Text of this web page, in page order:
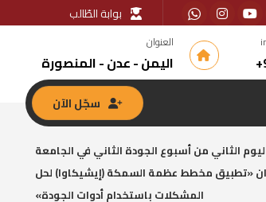
بوابة الطّالب
العنوان
اليمن - عدن - المنصورة
سجّل الآن
الثاني من أسبوع الجودة الثاني في الجامعة
«تطبيق مخطط عظمة السمكة (إيشيكاوا) لحل
المشكلات باستخدام أدوات الجودة»